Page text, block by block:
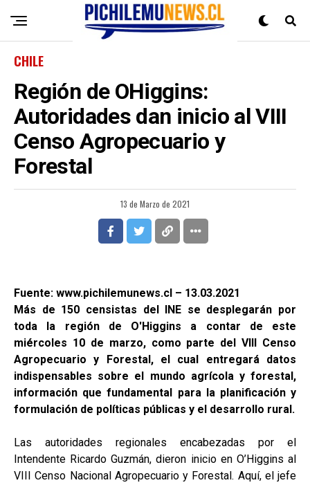
CHILE
Región de OHiggins:
Autoridades dan inicio al VIII
Censo Agropecuario y
Forestal
13 de Marzo de 2021
Fuente: www.pichilemunews.cl – 13.03.2021
Más de 150 censistas del INE se desplegarán por
toda la región de O'Higgins a contar de este
miércoles 10 de marzo, como parte del VIII Censo
Agropecuario y Forestal, el cual entregará datos
indispensables sobre el mundo agrícola y forestal,
información que fundamental para la planificación y
formulación de políticas públicas y el desarrollo rural.
Las autoridades regionales encabezadas por el
Intendente Ricardo Guzmán, dieron inicio en O’Higgins al
VIII Censo Nacional Agropecuario y Forestal. Aquí, el jefe